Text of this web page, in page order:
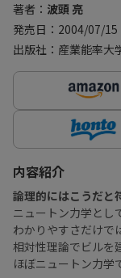
著者： 波頭 亮
発売日：2004/07/15
出版社：産業能率大
内容紹介
論理的にはこうだと
ニュートン力学とし
わかりやすさだけで
相対性理論でビルを
ほぼニュートン力学